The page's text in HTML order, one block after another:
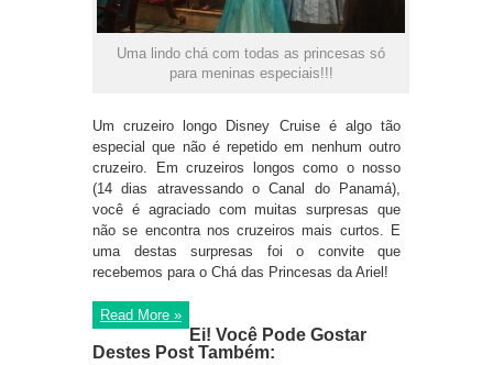
Uma lindo chá com todas as princesas só
para meninas especiais!!!
Um cruzeiro longo Disney Cruise é algo tão
especial que não é repetido em nenhum outro
cruzeiro. Em cruzeiros longos como o nosso
(14 dias atravessando o Canal do Panamá),
você é agraciado com muitas surpresas que
não se encontra nos cruzeiros mais curtos. E
uma destas surpresas foi o convite que
recebemos para o Chá das Princesas da Ariel!
Read More »
Ei! Você Pode Gostar
Destes Post Também: